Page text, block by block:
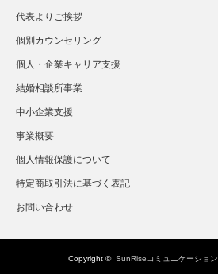
代表よりご挨拶
個別カウンセリング
個人・企業キャリア支援
結婚相談所事業
中小企業支援
事業概要
個人情報保護について
特定商取引法に基づく表記
お問い合わせ
Copyright © SunRiseコミュニケーション